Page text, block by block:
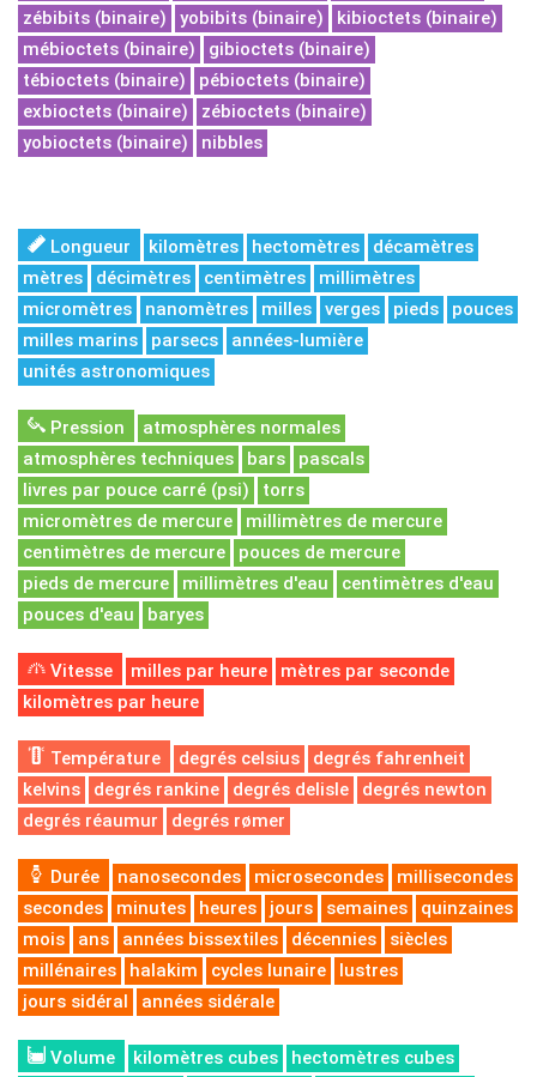
zébibits (binaire)
yobibits (binaire)
kibioctets (binaire)
mébioctets (binaire)
gibioctets (binaire)
tébioctets (binaire)
pébioctets (binaire)
exbioctets (binaire)
zébioctets (binaire)
yobioctets (binaire)
nibbles
Longueur kilomètres hectomètres
décamètres
mètres
décimètres centimètres
millimètres
micromètres
nanomètres milles verges pieds
pouces
milles marins
parsecs
années-lumière
unités astronomiques
Pression
atmosphères normales
atmosphères techniques
bars
pascals
livres par pouce carré (psi)
torrs
micromètres de mercure
millimètres de mercure
centimètres de mercure
pouces de mercure
pieds de mercure
millimètres d'eau
centimètres d'eau
pouces d'eau
baryes
Vitesse milles par heure
mètres par seconde
kilomètres par heure
Température degrés celsius
degrés fahrenheit
kelvins
degrés rankine degrés delisle
degrés newton
degrés réaumur
degrés rømer
Durée nanosecondes microsecondes
millisecondes
secondes
minutes heures jours semaines
quinzaines
mois
ans années bissextiles décennies
siècles
millénaires
halakim cycles lunaire
lustres
jours sidéral
années sidérale
Volume kilomètres cubes
hectomètres cubes